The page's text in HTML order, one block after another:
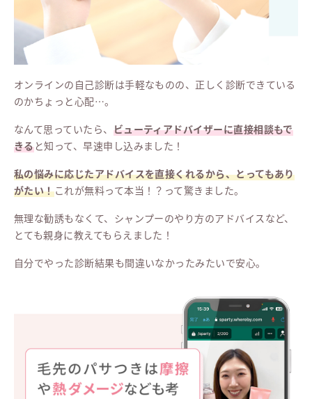
オンラインの自己診断は手軽なものの、正しく診断できている
のかちょっと心配…。
なんて思っていたら、 ビューティアドバイザーに直接相談もで
きると知って、早速申し込みました！
私の悩みに応じたアドバイスを直接くれるから、とってもあり
がたい！これが無料って本当！？って驚きました。
無理な勧誘もなくて、シャンプーのやり方のアドバイスなど、
とても親身に教えてもらえました！
自分でやった診断結果も間違いなかったみたいで安心。